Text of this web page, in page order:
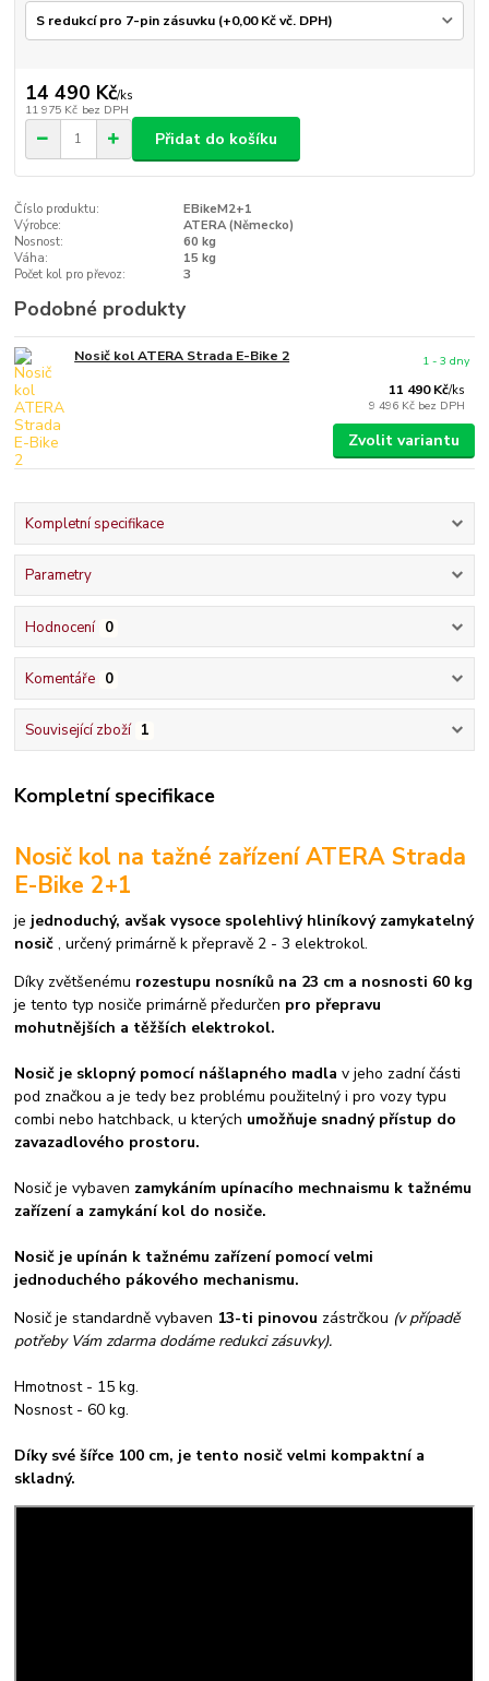
14 490 Kč/ks
11 975 Kč bez DPH
Přidat do košíku
Číslo produktu:
EBikeM2+1
Výrobce:
ATERA (Německo)
Nosnost:
60 kg
Váha:
15 kg
Počet kol pro převoz:
3
Podobné produkty
Nosič kol ATERA Strada E-Bike 2
11 490 Kč/ks
9 496 Kč bez DPH
1 - 3 dny
Zvolit variantu
Kompletní specifikace
Parametry
Hodnocení 0
Komentáře 0
Související zboží 1
Kompletní specifikace
Nosič kol na tažné zařízení ATERA Strada
E-Bike 2+1
je jednoduchý, avšak vysoce spolehlivý hliníkový zamykatelný
nosič , určený primárně k přepravě 2 - 3 elektrokol.
Díky zvětšenému rozestupu nosníků na 23 cm a nosnosti 60 kg
je tento typ nosiče primárně předurčen pro přepravu
mohutnějších a těžších elektrokol.
Nosič je sklopný pomocí nášlapného madlav jeho zadní části
pod značkou a je tedy bez problému použitelný i pro vozy typu
combi nebo hatchback, u kterých umožňuje snadný přístup do
zavazadlového prostoru.
Nosič je vybaven zamykáním upínacího mechnaismu k tažnému
zařízení a zamykání kol do nosiče.
Nosič je upínán k tažnému zařízení pomocí velmi
jednoduchého pákového mechanismu.
Nosič je standardně vybaven 13-ti pinovou zástrčkou (v případě
potřeby Vám zdarma dodáme redukci zásuvky).
Hmotnost - 15 kg.
Nosnost - 60 kg.
Díky své šířce 100 cm, je tento nosič velmi kompaktní a
skladný.